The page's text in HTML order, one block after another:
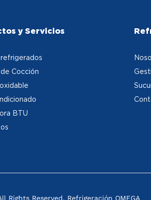
y Servicios
refrigerados
Cocción
BTU
Rights Reserved. Refrigeración OMEGA